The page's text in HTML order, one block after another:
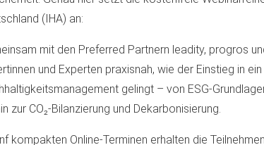
(IHA) an:
mit den Preferred Partnern leadity, progros
und Experten praxisnah, wie der Einstieg in
gelingt – von ESG-
zur CO₂-Bilanzierung und Dekarbonisierung.
kompakten Online-Terminen erhalten die